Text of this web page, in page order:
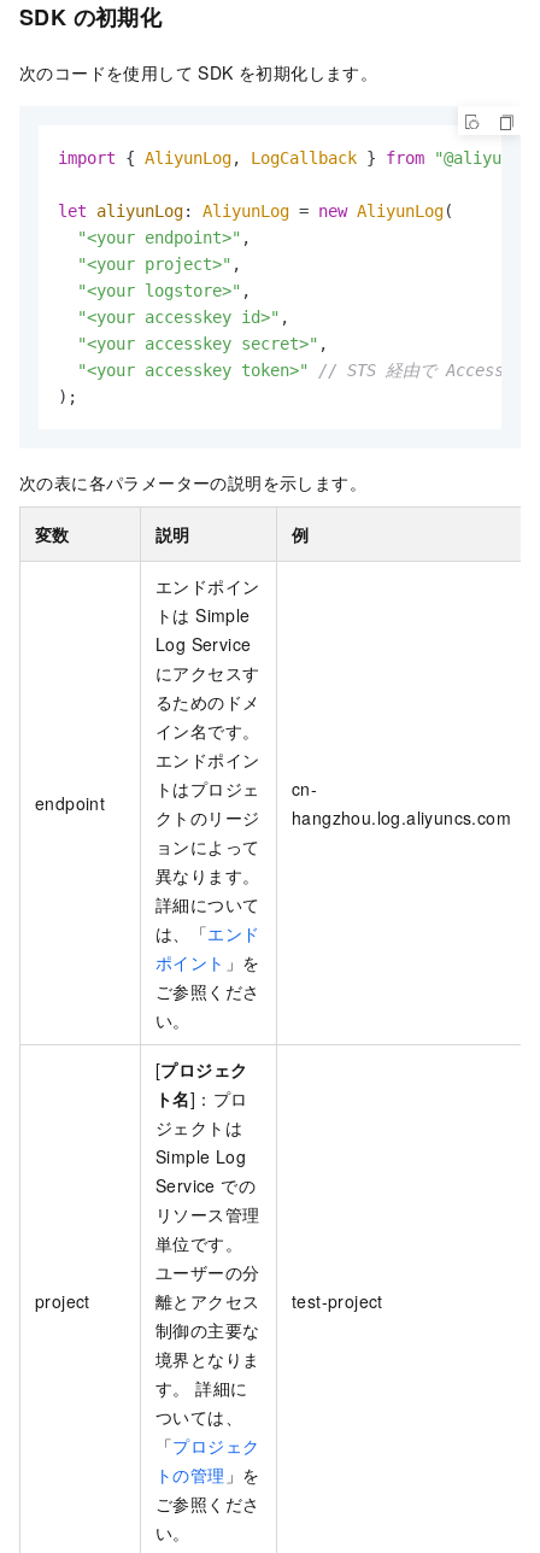
SDK の初期化
次のコードを使用して SDK を初期化します。
import { AliyunLog, LogCallback } from
let aliyunLog: AliyunLog = new AliyunLog(
"<your endpoint>" ,
"<your project>" ,
"<your logstore>" ,
"<your accesskey id>" ,
"<your accesskey secret>" ,
"<your accesskey token>"
// STS 経由で AccessKey
);
次の表に各パラメーターの説明を示します。
変数 説明 例
endpoint
エンドポイン
トはSimple
Log Service
にアクセスす
るためのドメ
イン名です。
エンドポイン
トはプロジェ
クトのリージ
ョンによって
異なります。
詳細について
は、「エンド
ポイント 」を
ご参照くださ
い。
cn-
hangzhou.log.aliyuncs.com
project
[プロジェク
ト名]：プロ
ジェクトは
Simple Log
Service での
リソース管理
単位です。
ユーザーの分
離とアクセス
制御の主要な
境界となりま
す。 詳細に
ついては、
「プロジェク
トの管理 」を
ご参照くださ
い。
test-project